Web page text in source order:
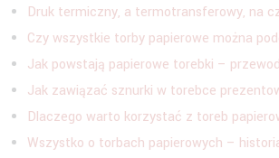
Druk termiczny, a termotransferowy, na
Czy wszystkie torby papierowe można
Jak powstają papierowe torebki –
Jak zawiązać sznurki w torebce
Dlaczego warto korzystać z toreb
Wszystko o torbach papierowych –